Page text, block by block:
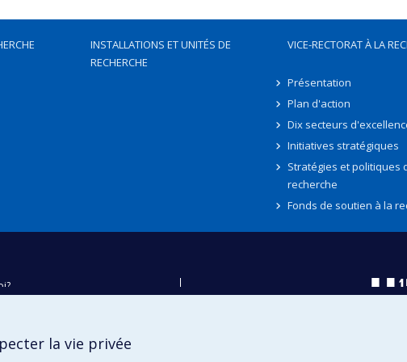
INSTALLATIONS ET UNITÉS DE
RECHERCHE
VICE-RECTORAT À LA
Présentation
Plan d'action
Dix secteurs
Initiatives stratégiques
Stratégies et politiques
recherche
Fonds de soutien à la
la vie privée